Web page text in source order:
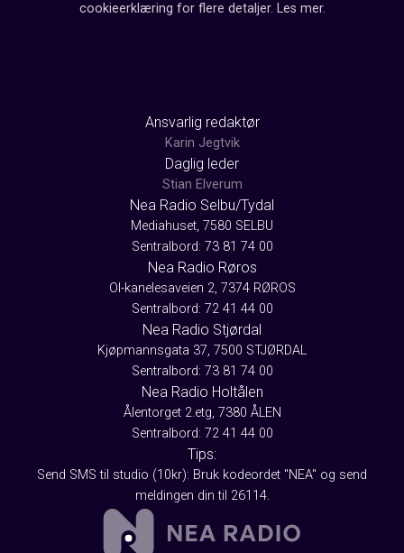
cookieerklæring for flere detaljer. Les mer.
Ansvarlig redaktør
Karin Jegtvik
Daglig leder
Stian Elverum
Nea Radio Selbu/Tydal
Mediahuset, 7580 SELBU
Sentralbord: 73 81 74 00
Nea Radio Røros
Ol-kanelesaveien 2, 7374 RØROS
Sentralbord: 72 41 44 00
Nea Radio Stjørdal
Kjøpmannsgata 37, 7500 STJØRDAL
Sentralbord: 73 81 74 00
Nea Radio Holtålen
Ålentorget 2.etg, 7380 ÅLEN
Sentralbord: 72 41 44 00
Tips:
Send SMS til studio (10kr): Bruk kodeordet "NEA" og send
meldingen din til 26114.